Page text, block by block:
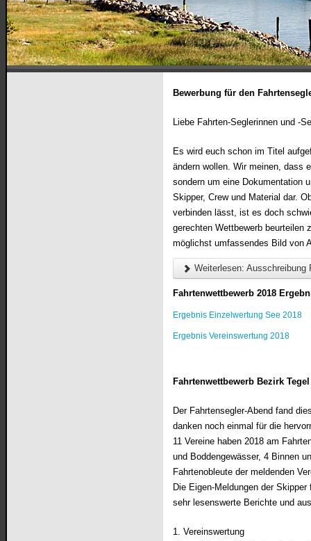
Bewerbung für den
Liebe Fahrten-Seglerinnen und -
Es wird euch schon im Titel
ändern wollen. Wir meinen, dass
sondern um eine Dokumentation
Skipper, Crew und Material dar.
verbinden lässt, ist es doch
gerechten Wettbewerb beurteilen
möglichst umfassendes Bild von
Weiterlesen: Ausschreibung
Fahrtenwettbewerb 2018
Ergebnis Einzelwertung See 2018
Ergebnis Vereinswertung 2018
Fahrtenwettbewerb Bezirk Tegel
Der Fahrtensegler-Abend fand
danken noch einmal für die
11 Vereine haben 2018 am
und Boddengewässer, 4 Binnen
Fahrtenobleute der meldenden
Die Eigen-Meldungen der
sehr lesenswerte Berichte und
1. Vereinswertung